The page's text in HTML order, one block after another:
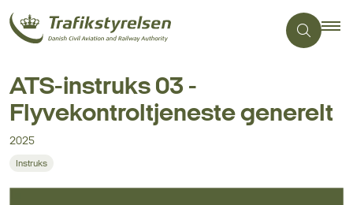
ATS-instruks 03 -
Flyvekontroltjeneste generelt
2025
Instruks